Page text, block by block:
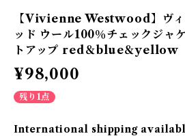
【Vivienne Westwood】ヴィ
ッド ウール100％チェックジャ
トアップ red＆blue＆yellow
¥98,000
残り1点
International shipping